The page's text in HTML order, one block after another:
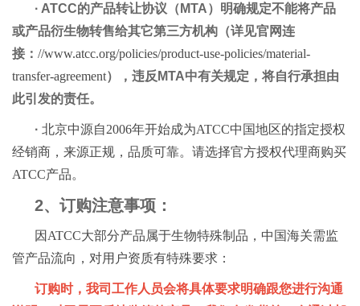
· ATCC的产品转让协议（MTA）明确规定不能将产品
或产品衍生物转售给其它第三方机构（详见官网连
接： //www.atcc.org/policies/product-use-policies/material-
transfer-agreement），违反MTA中有关规定，将自行承担由
此引发的责任。
· 北京中源自2006年开始成为ATCC中国地区的指定授权
经销商，来源正规，品质可靠。请选择官方授权代理商购买
ATCC产品。
2、订购注意事项：
因ATCC大部分产品属于生物特殊制品，中国海关需监
管产品流向，对用户资质有特殊要求：
订购时，我司工作人员会将具体要求明确跟您进行沟通